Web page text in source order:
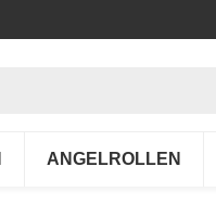
ANGELROLLEN